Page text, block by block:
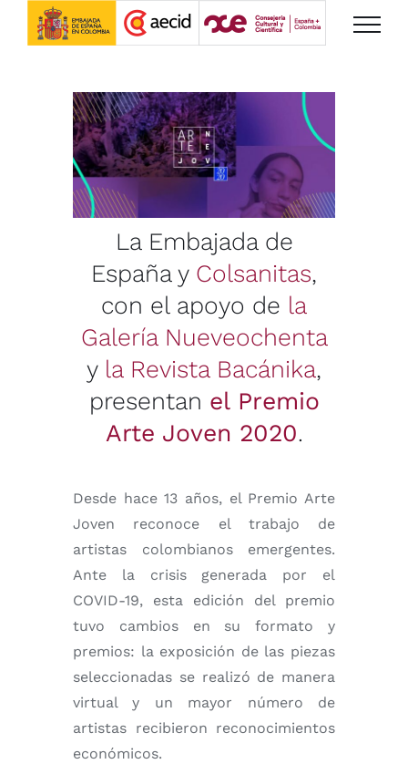
Saltar
La Embajada de
España y Colsanitas,
con el apoyo de la
Galería Nueveochenta
y la Revista Bacánika,
presentan el Premio
Arte Joven 2020.
Desde hace 13 años, el Premio Arte
Joven reconoce el trabajo de
artistas colombianos emergentes.
Ante la crisis generada por el
COVID-19, esta edición del premio
tuvo cambios en su formato y
premios: la exposición de las piezas
seleccionadas se realizó de manera
virtual y un mayor número de
artistas recibieron reconocimientos
económicos.